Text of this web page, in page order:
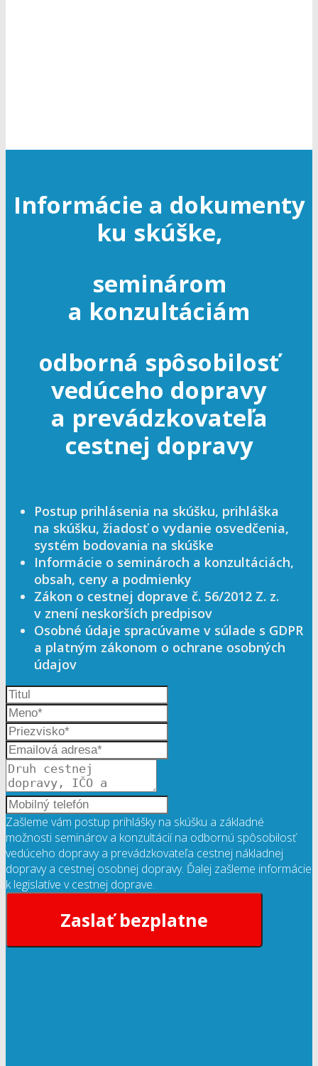
Informácie a dokumenty
ku skúške,
seminárom
a konzultáciám
odborná spôsobilosť
vedúceho dopravy
a prevádzkovateľa
cestnej dopravy
Postup prihlásenia na skúšku, prihláška
na skúšku, žiadosť o vydanie osvedčenia,
systém bodovania na skúške
Informácie o seminároch a konzultáciách,
obsah, ceny a podmienky
Zákon o cestnej doprave č. 56/2012 Z. z.
v znení neskorších predpisov
Osobné údaje spracúvame v súlade s GDPR
a platným zákonom o ochrane osobných
údajov
Zašleme vám postup prihlášky na skúšku a základné
možnosti seminárov a konzultácií na odbornú spôsobilosť
vedúceho dopravy a prevádzkovateľa cestnej nákladnej
dopravy a cestnej osobnej dopravy. Ďalej zašleme informácie
k legislatíve v cestnej doprave.
Zaslať bezplatne